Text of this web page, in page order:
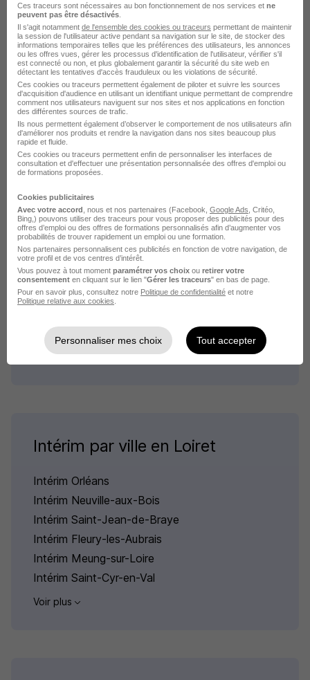
Intérim Paris Chef de produit marketing
Intérim Saint-Nazaire Chef de produit marketing
Intérim Échirolles Chef de produit marketing
Intérim Neuilly-sur-Seine Chef de produit
marketing
Parcourir toutes les missions d'intérim de Chef de
produit marketing
Intérim par métiers similaires
Intérim Chef de projet marketing
Intérim Chargé de marketing
Intérim Responsable marketing
Intérim Responsable marketing opérationnel
Intérim Coordinateur marketing
Intérim par ville en Loiret
Intérim Orléans
Intérim Neuville-aux-Bois
Intérim Saint-Jean-de-Braye
Intérim Fleury-les-Aubrais
Intérim Meung-sur-Loire
Intérim Saint-Cyr-en-Val
Voir plus
Ces traceurs sont nécessaires au bon fonctionnement de nos services et ne
peuvent pas être désactivés
Il s'agit notamment de l'ensemble des cookies ou traceurs permettant de maintenir
la session de l'utilisateur active pendant sa navigation sur le site, de stocker des
informations temporaires telles que les préférences des utilisateurs, les annonces
ou les offres vues, gérer les processus d'identification de l'utilisateur, vérifier s'il
est connecté ou non, et plus globalement garantir la sécurité du site web en
détectant les tentatives d'accès frauduleux ou les violations de sécurité.
Ces cookies ou traceurs permettent également de piloter et suivre les sources
d'acquisition d'audience en utilisant un identifiant unique permettant de comprendre
comment nos utilisateurs naviguent sur nos sites et nos applications en fonction
des différentes sources de trafic.
Ils nous permettent également d’observer le comportement de nos utilisateurs afin
d'améliorer nos produits et rendre la navigation dans nos sites beaucoup plus
rapide et fluide.
Ces cookies ou traceurs permettent enfin de personnaliser les interfaces de
consultation et d'effectuer une présentation personnalisée des offres d'emploi ou
de formations proposées.
Cookies publicitaires
Avec votre accord , nous et nos partenaires (Facebook, Google Ads , Critéo,
Bing,) pouvons utiliser des traceurs pour vous proposer des publicités pour des
offres d’emploi ou des offres de formations personnalisés afin d’augmenter vos
probabilités de trouver rapidement un emploi ou une formation.
Nos partenaires personnalisent ces publicités en fonction de votre navigation, de
votre profil et de vos centres d’intérêt.
Vous pouvez à tout moment paramétrer vos choix ou retirer votre
consentement en cliquant sur le lien "Gérer les traceurs" en bas de page.
Pour en savoir plus, consultez notre Politique de confidentialité et notre
Politique relative aux cookies
Personnaliser mes choix Tout accepter